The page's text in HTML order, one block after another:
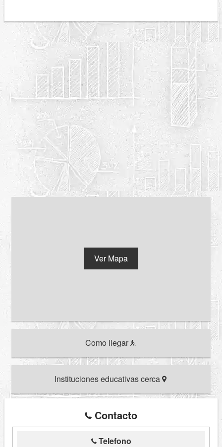
Ver Mapa
Como llegar
Instituciones educativas cerca
Contacto
Telefono